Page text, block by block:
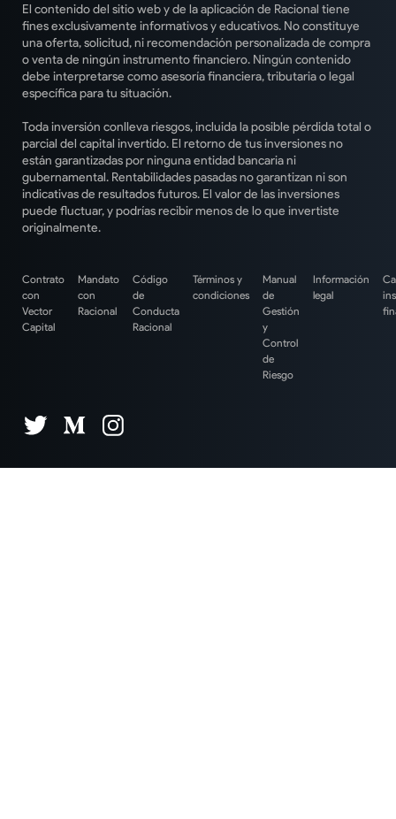
El contenido del sitio web y de la aplicación de Racional tiene
fines exclusivamente informativos y educativos. No constituye
una oferta, solicitud, ni recomendación personalizada de compra
o venta de ningún instrumento financiero. Ningún contenido
debe interpretarse como asesoría financiera, tributaria o legal
específica para tu situación.
Toda inversión conlleva riesgos, incluida la posible pérdida total o
parcial del capital invertido. El retorno de tus inversiones no
están garantizadas por ninguna entidad bancaria ni
gubernamental. Rentabilidades pasadas no garantizan ni son
indicativas de resultados futuros. El valor de las inversiones
puede fluctuar, y podrías recibir menos de lo que invertiste
originalmente.
Contrato
con
Vector
Capital
Mandato
con
Racional
Código
de
Conducta
Racional
Términos y
condiciones
Manual
de
Gestión
y
Control
de
Riesgo
Información
legal